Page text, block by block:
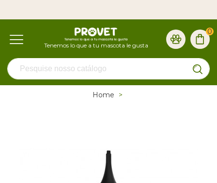
0
Home >